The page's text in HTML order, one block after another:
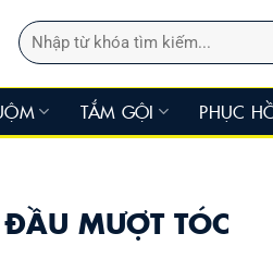
Tìm
kiếm:
TẮM GỘI PHỤC
MƯỢT TÓC